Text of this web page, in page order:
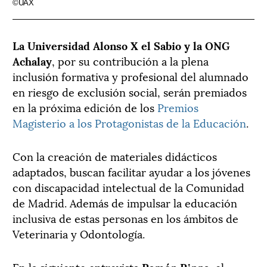
©UAX
La Universidad Alonso X el Sabio y la ONG
Achalay, por su contribución a la plena
inclusión formativa y profesional del alumnado
en riesgo de exclusión social, serán premiados
en la próxima edición de los Premios
Magisterio a los Protagonistas de la Educación.
Con la creación de materiales didácticos
adaptados, buscan facilitar ayudar a los jóvenes
con discapacidad intelectual de la Comunidad
de Madrid. Además de impulsar la educación
inclusiva de estas personas en los ámbitos de
Veterinaria y Odontología.